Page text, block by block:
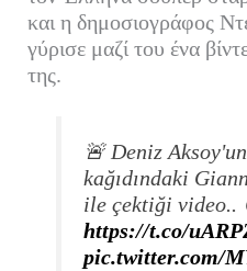
και η δημοσιογράφος
γύρισε μαζί του ένα
της.
🚨 Deniz
kağıdındaki
ile çektiği video..
https://t.co/
pic.twitter.com/